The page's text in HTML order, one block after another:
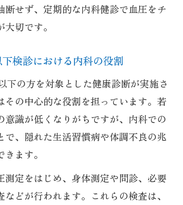
断せず、定期的な内科健診で血圧をチ
切です。
検診における内科の役割
下の方を対象とした健康診断が実施さ
その中心的な役割を担っています。若
意識が低くなりがちですが、内科での
で、隠れた生活習慣病や体調不良の兆
ます。
測定をはじめ、身体測定や問診、必要
などが行われます。これらの検査は、